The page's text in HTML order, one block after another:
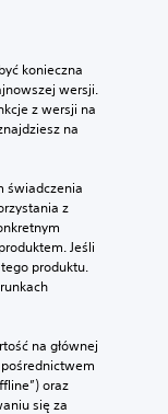
konieczna
wersji.
z wersji na
na
świadczenia
z
Jeśli
produktu.
na głównej
oraz
się za